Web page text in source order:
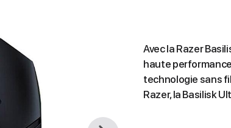
Avec la Razer
haute
technologie sans
Razer, la Basilisk